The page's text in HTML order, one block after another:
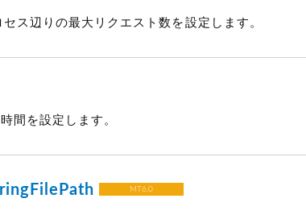
ス辺りの最大リクエスト数を設定します。
間を設定します。
MT6.0